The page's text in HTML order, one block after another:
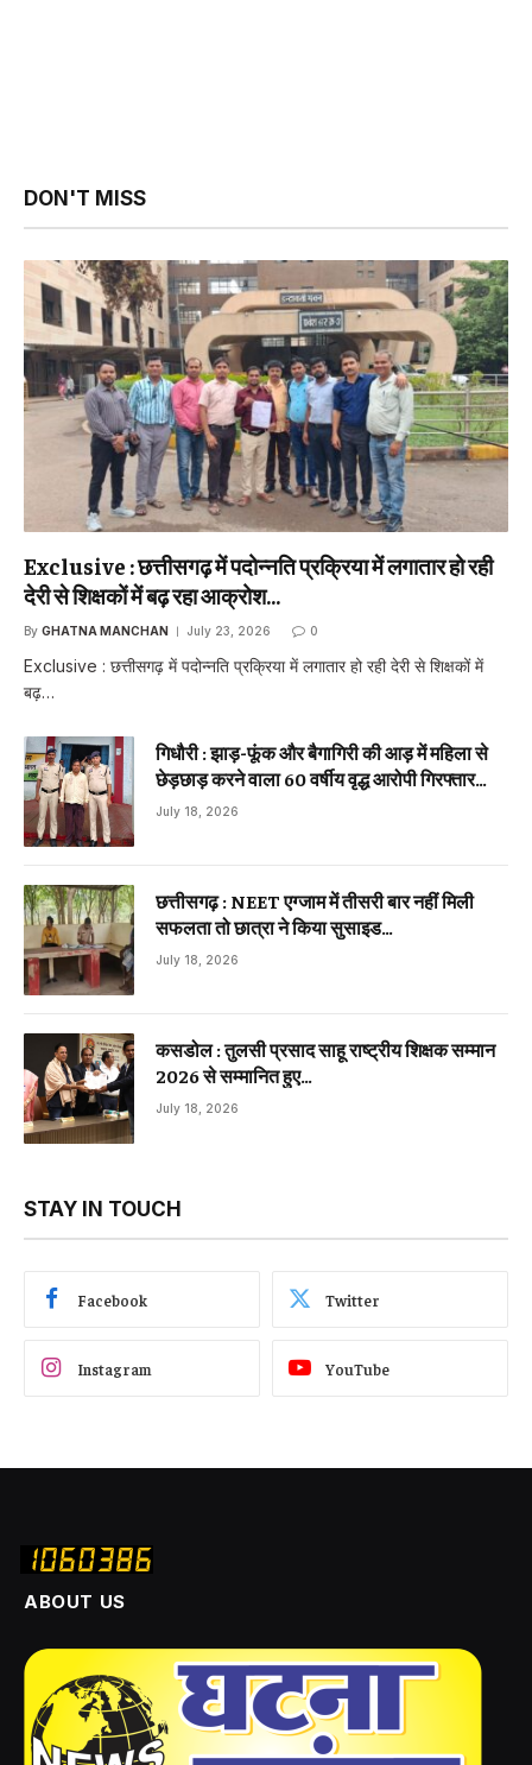
DON'T MISS
Exclusive : छत्तीसगढ़ में पदोन्नति प्रक्रिया में लगातार हो रही
देरी से शिक्षकों में बढ़ रहा आक्रोश…
By GHATNA MANCHAN July 23, 2026 0
Exclusive : छत्तीसगढ़ में पदोन्नति प्रक्रिया में लगातार हो रही देरी से शिक्षकों में
बढ़…
गिधौरी : झाड़-फूंक और बैगागिरी की आड़ में महिला से
छेड़छाड़ करने वाला 60 वर्षीय वृद्ध आरोपी गिरफ्तार…
July 18, 2026
छत्तीसगढ़ : NEET एग्जाम में तीसरी बार नहीं मिली
सफलता तो छात्रा ने किया सुसाइड…
July 18, 2026
कसडोल : तुलसी प्रसाद साहू राष्ट्रीय शिक्षक सम्मान
2026 से सम्मानित हुए…
July 18, 2026
STAY IN TOUCH
Facebook Twitter
Instagram YouTube
ABOUT US